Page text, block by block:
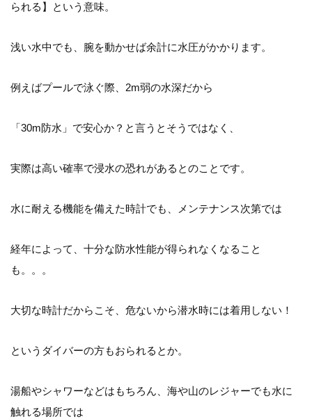
られる】という意味。
浅い水中でも、腕を動かせば余計に水圧がかかります。
例えばプールで泳ぐ際、2m弱の水深だから
「30m防水」で安心か？と言うとそうではなく、
実際は高い確率で浸水の恐れがあるとのことです。
水に耐える機能を備えた時計でも、メンテナンス次第では
経年によって、十分な防水性能が得られなくなること
も。。。
大切な時計だからこそ、危ないから潜水時には着用しない！
というダイバーの方もおられるとか。
湯船やシャワーなどはもちろん、海や山のレジャーでも水に
触れる場所では